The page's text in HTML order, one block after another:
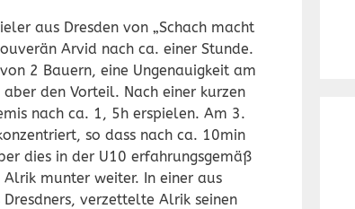
aus Dresden von „Schach macht
Arvid nach ca. einer Stunde.
2 Bauern, eine Ungenauigkeit am
den Vorteil. Nach einer kurzen
nach ca. 1, 5h erspielen. Am 3.
so dass nach ca. 10min
dies in der U10 erfahrungsgemäß
munter weiter. In einer aus
verzettelte Alrik seinen